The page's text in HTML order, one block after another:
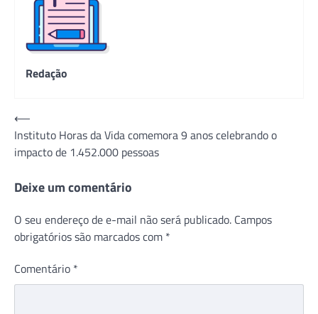
Redação
Navegação
de
Post
⟵
Instituto Horas da Vida comemora 9 anos celebrando o
impacto de 1.452.000 pessoas
Deixe um comentário
O seu endereço de e-mail não será publicado. Campos
obrigatórios são marcados com *
Comentário *